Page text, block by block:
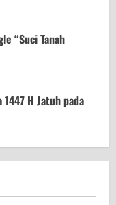
“Suci Tanah
H Jatuh pada